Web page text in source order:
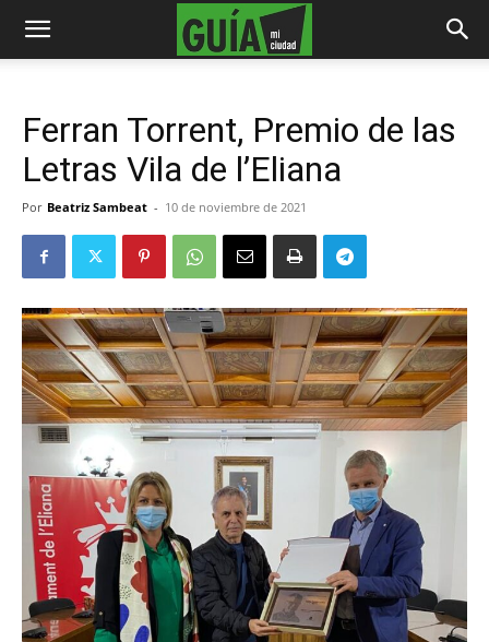
Ferran Torrent, Premio de las
Letras Vila de l’Eliana
Por Beatriz Sambeat - 10 de noviembre de 2021